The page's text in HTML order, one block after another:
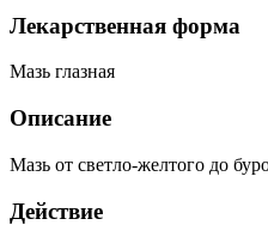
Лекарственная форма
Мазь глазная
Описание
Мазь от светло-желтого до
Действие